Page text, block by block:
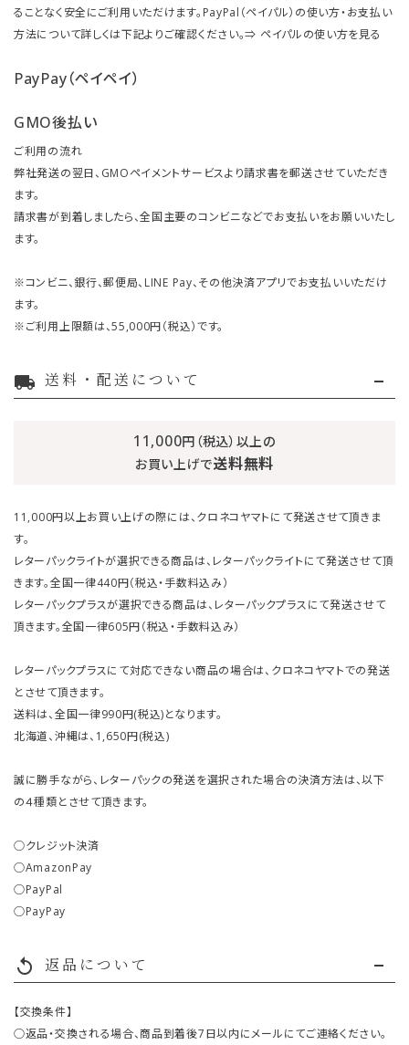
ることなく安全にご利用いただけます。PayPal（ペイパル）の使い方・お支払い
方法について詳しくは下記よりご確認ください。⇒ ペイパルの使い方を見る
PayPay（ペイペイ）
GMO後払い
ご利用の流れ
弊社発送の翌日、GMOペイメントサービスより請求書を郵送させていただき
ます。
請求書が到着しましたら、全国主要のコンビニなどでお支払いをお願いいたし
ます。
※コンビニ、銀行、郵便局、LINE Pay、その他決済アプリでお支払いいただけ
ます。
※ご利用上限額は、55,000円（税込）です。
local_shipping 送料・配送について
11,000円（税込）以上の
お買い上げで送料無料
11,000円以上お買い上げの際には、クロネコヤマトにて発送させて頂きま
す。
レターパックライトが選択できる商品は、レターパックライトにて発送させて頂
きます。全国一律440円（税込・手数料込み）
レターパックプラスが選択できる商品は、レターパックプラスにて発送させて
頂きます。全国一律605円（税込・手数料込み）
レターパックプラスにて対応できない商品の場合は、クロネコヤマトでの発送
とさせて頂きます。
送料は、全国一律990円(税込)となります。
北海道、沖縄は、1,650円(税込)
誠に勝手ながら、レターパックの発送を選択された場合の決済方法は、以下
の４種類とさせて頂きます。
○クレジット決済
○AmazonPay
○PayPal
○PayPay
replay 返品について
【交換条件】
○返品・交換される場合、商品到着後7日以内にメールにてご連絡ください。